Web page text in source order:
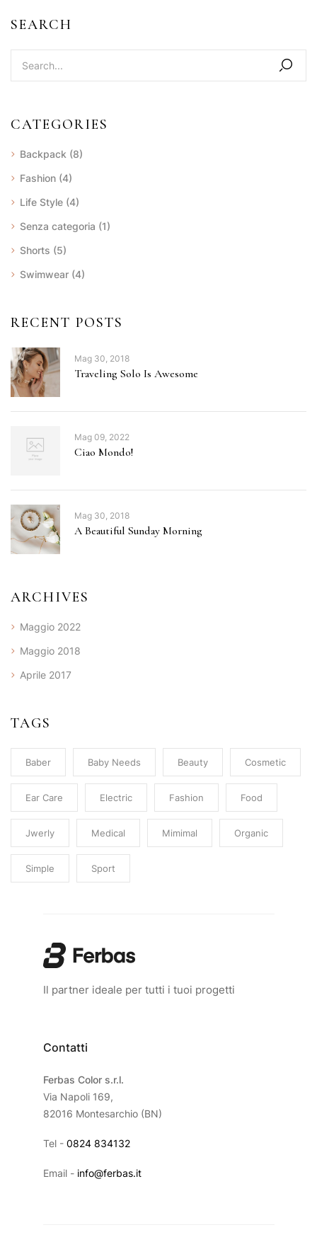
SEARCH
CATEGORIES
Backpack (8)
Fashion (4)
Life Style (4)
Senza categoria (1)
Shorts (5)
Swimwear (4)
RECENT POSTS
Mag 30, 2018
Traveling Solo Is Awesome
Mag 09, 2022
Ciao Mondo!
Mag 30, 2018
A Beautiful Sunday Morning
ARCHIVES
Maggio 2022
Maggio 2018
Aprile 2017
TAGS
Baber Baby Needs Beauty Cosmetic
Ear Care Electric Fashion Food
Jwerly Medical Mimimal Organic
Simple Sport
Il partner ideale per tutti i tuoi progetti
Contatti
Ferbas Color s.r.l.
Via Napoli 169,
82016 Montesarchio (BN)
Tel - 0824 834132
Email - info@ferbas.it